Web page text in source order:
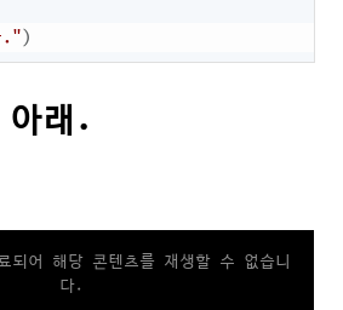
.")
아래.
되어 해당 콘텐츠를 재생할 수 없습니
다.